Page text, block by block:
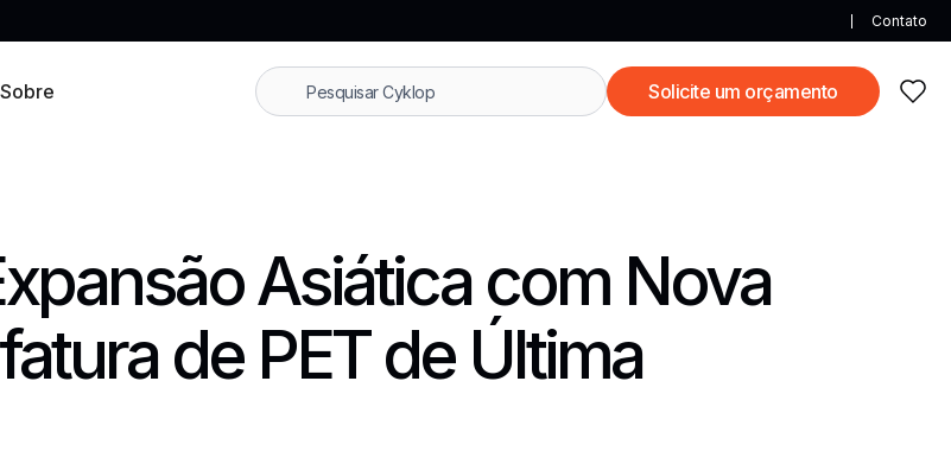
Contato
Sobre Solicite um orçamento
Asiática com Nova
de PET de Última